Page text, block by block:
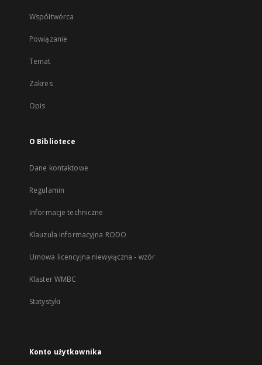
Współtwórca
Powiązanie
Temat
Zakres
Opis
O Bibliotece
Dane kontaktowe
Regulamin
Informacje techniczne
Klauzula informacyjna RODO
Umowa licencyjna niewyłączna - wzór
Klaster WMBC
Statystyki
Konto użytkownika